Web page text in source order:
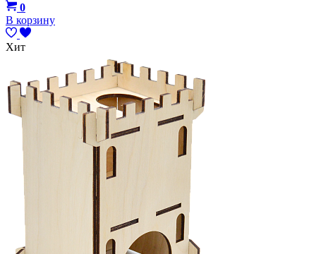
0
В корзину
Хит